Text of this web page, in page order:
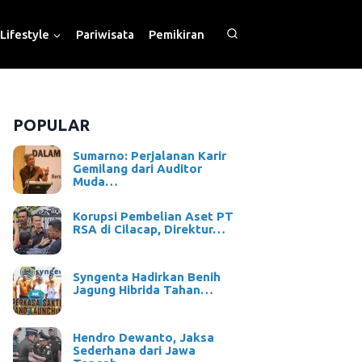
Lifestyle Pariwisata Pemikiran
POPULAR
Sumarno: Perjalanan Karir
Gemilang dari Auditor
Muda…
Korupsi Pembelian Aset PT
RSA di Cilacap, Direktur…
Syngenta Hadirkan Benih
Jagung Hibrida Tahan…
Hendro Dewanto, Jaksa
Sederhana dari Jawa